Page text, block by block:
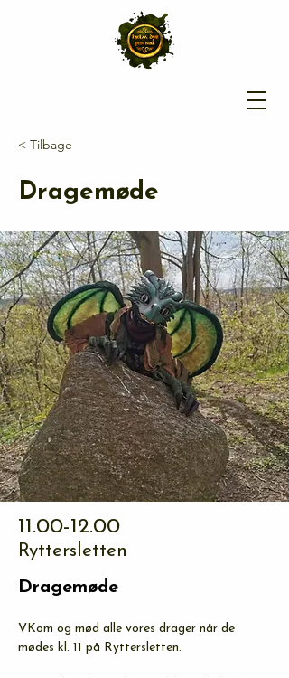
< Tilbage
Dragemøde
11.00-12.00
Ryttersletten
Dragemøde
VKom og mød alle vores drager når de
mødes kl. 11 på Ryttersletten.